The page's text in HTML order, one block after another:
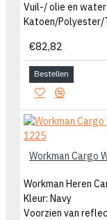
€82,82
Bestellen
Kleur: Navy